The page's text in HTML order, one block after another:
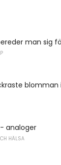
man sig
blomman
analoger
HÄLSA